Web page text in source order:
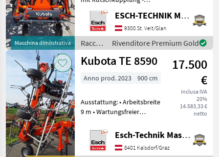
Mostra
tutti
36
MODELLO
TE
8590
TE6060
Kreiselheuer
MARKETPLACE
Marketplace
Offerte dei
Annunci
Macchina dimostrativa
neues Rahmenkonzept -
kastenförmiger
Profilrahmen -
Kreiselgetriebe nicht in die
Trageinheit integriert - war
ESCH-TECHNIK Maschinenhandels GmbH, St. Veit/G.
9300 St. Veit/Glan
Raccolta
mangimi
/
Rivenditore Premium Gold
Kubota TE 8590
17.500
€
inclusa IVA
20%
14.583,33 €
netto
Anno prod. 2023 900 cm
Ausstattung: • Arbeitsbreite
9 m • Wartungsfreier
ProLine-Getriebe. •
Kompakte Transport- und
Lagerabmessungen – die
Esch-Technik Maschinenhandels GmbH, Vertriebszentrum Süd
8401 Kalsdorf/Graz